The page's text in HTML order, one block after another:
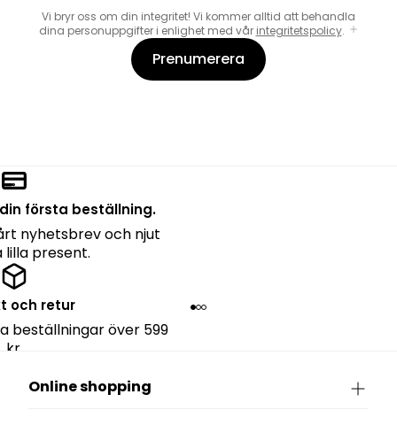
Vi bryr oss om din integritet! Vi kommer alltid att behandla
dina personuppgifter i enlighet med vår integritetspolicy.
Prenumerera
första beställning.
nyhetsbrev och njut
lilla present.
och retur
beställningar över 599
kr.
Online shopping